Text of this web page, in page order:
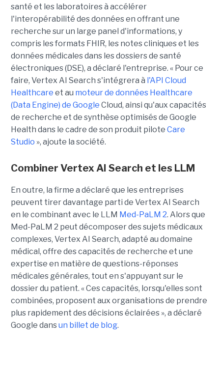
santé et les laboratoires à accélérer
l'interopérabilité des données en offrant une
recherche sur un large panel d'informations, y
compris les formats FHIR, les notes cliniques et les
données médicales dans les dossiers de santé
électroniques (DSE), a déclaré l'entreprise. « Pour ce
faire, Vertex AI Search s'intégrera à l'API Cloud
Healthcare et au moteur de données Healthcare
(Data Engine) de Google Cloud, ainsi qu'aux capacités
de recherche et de synthèse optimisés de Google
Health dans le cadre de son produit pilote Care
Studio », ajoute la société.
Combiner Vertex AI Search et les LLM
En outre, la firme a déclaré que les entreprises
peuvent tirer davantage parti de Vertex AI Search
en le combinant avec le LLM Med-PaLM 2. Alors que
Med-PaLM 2 peut décomposer des sujets médicaux
complexes, Vertex AI Search, adapté au domaine
médical, offre des capacités de recherche et une
expertise en matière de questions-réponses
médicales générales, tout en s'appuyant sur le
dossier du patient. « Ces capacités, lorsqu'elles sont
combinées, proposent aux organisations de prendre
plus rapidement des décisions éclairées », a déclaré
Google dansun billet de blog.